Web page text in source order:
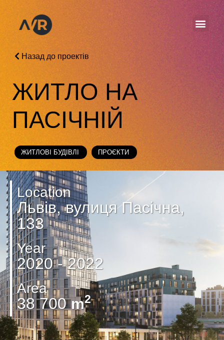
Назад до проектів
ЖИТЛО НА
ПАСІЧНІЙ
ЖИТЛОВІ БУДІВЛІ ПРОЄКТИ
Location
Львів, вулиця Пасічна,
133
Year
2020 - 2022
Area
38 700m2